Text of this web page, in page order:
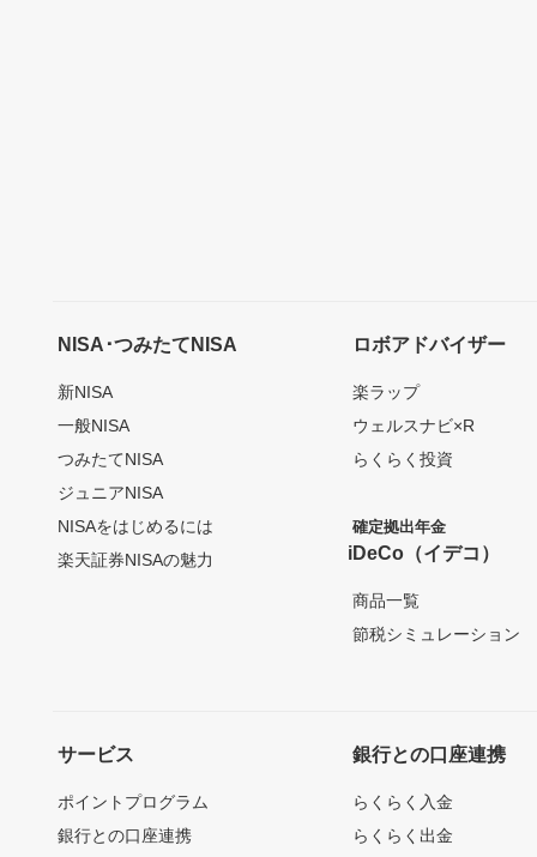
NISA･つみたてNISA
新NISA
一般NISA
つみたてNISA
ジュニアNISA
NISAをはじめるには
楽天証券NISAの魅力
ロボアドバイザー
楽ラップ
ウェルスナビ×R
らくらく投資
確定拠出年金
iDeCo（イデコ）
商品一覧
節税シミュレーション
サービス
ポイントプログラム
銀行との口座連携
銀行との口座連携
らくらく入金
らくらく出金